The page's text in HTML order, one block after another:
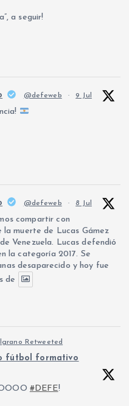
a seguir!
@defeweb · 9 Jul
@defeweb · 8 Jul
compartir con
muerte de Lucas Gámez
Venezuela. Lucas defendió
la categoría 2017. Se
desaparecido y hoy fue
de
Retweeted
fútbol formativo
#DEFE!